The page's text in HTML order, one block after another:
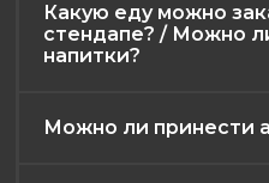
Какую еду можно
стендапе? / Можно
напитки?
Можно ли принести